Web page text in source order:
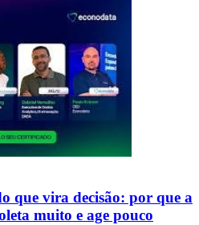
que vira decisão: por que a
muito e age pouco